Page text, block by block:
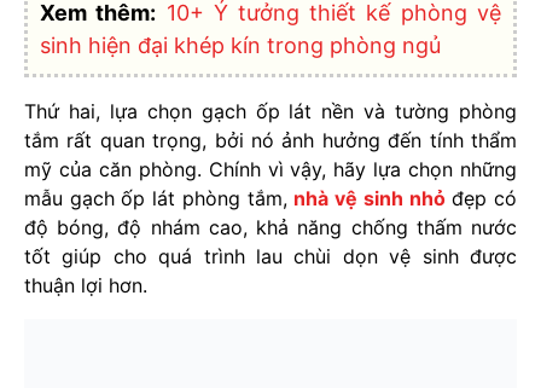
Xem thêm: 10+ Ý tưởng thiết kế phòng vệ
sinh hiện đại khép kín trong phòng ngủ
Thứ hai, lựa chọn gạch ốp lát nền và tường phòng
tắm rất quan trọng, bởi nó ảnh hưởng đến tính thẩm
mỹ của căn phòng. Chính vì vậy, hãy lựa chọn những
mẫu gạch ốp lát phòng tắm, nhà vệ sinh nhỏ đẹp có
độ bóng, độ nhám cao, khả năng chống thấm nước
tốt giúp cho quá trình lau chùi dọn vệ sinh được
thuận lợi hơn.